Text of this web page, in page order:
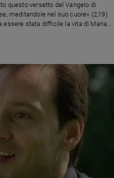
questo versetto del Vangelo di
meditandole nel suo cuore» (2,19).
stata difficile la vita di Maria.
acuta, pacata che abbia